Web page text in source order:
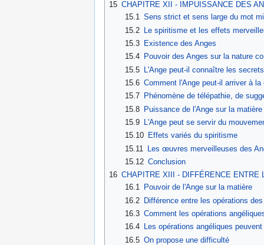
15 CHAPITRE XII - IMPUISSANCE DES
15.1 Sens strict et sens large du mot
15.2 Le spiritisme et les effets
15.3
Existence des Anges
15.4
Pouvoir des Anges sur la nature
15.5 L'Ange peut-il connaître les
15.6 Comment l'Ange peut-il arriver à
15.7
Phénomène de télépathie, de
15.8 Puissance de l'Ange sur la matière
15.9
L'Ange peut se servir du
15.10
Effets variés du spiritisme
15.11
Les œuvres merveilleuses des
15.12 Conclusion
16 CHAPITRE XIII - DIFFÉRENCE ENTRE
16.1
Pouvoir de l'Ange sur la matière
16.2 Différence entre les opérations
16.3 Comment les opérations
16.4
Les opérations angéliques
16.5 On propose une difficulté